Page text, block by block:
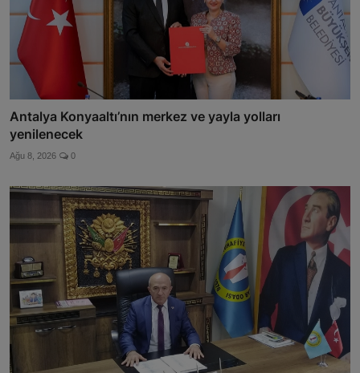
Antalya Konyaaltı’nın merkez ve yayla yolları
yenilenecek
Ağu 8, 2026 0